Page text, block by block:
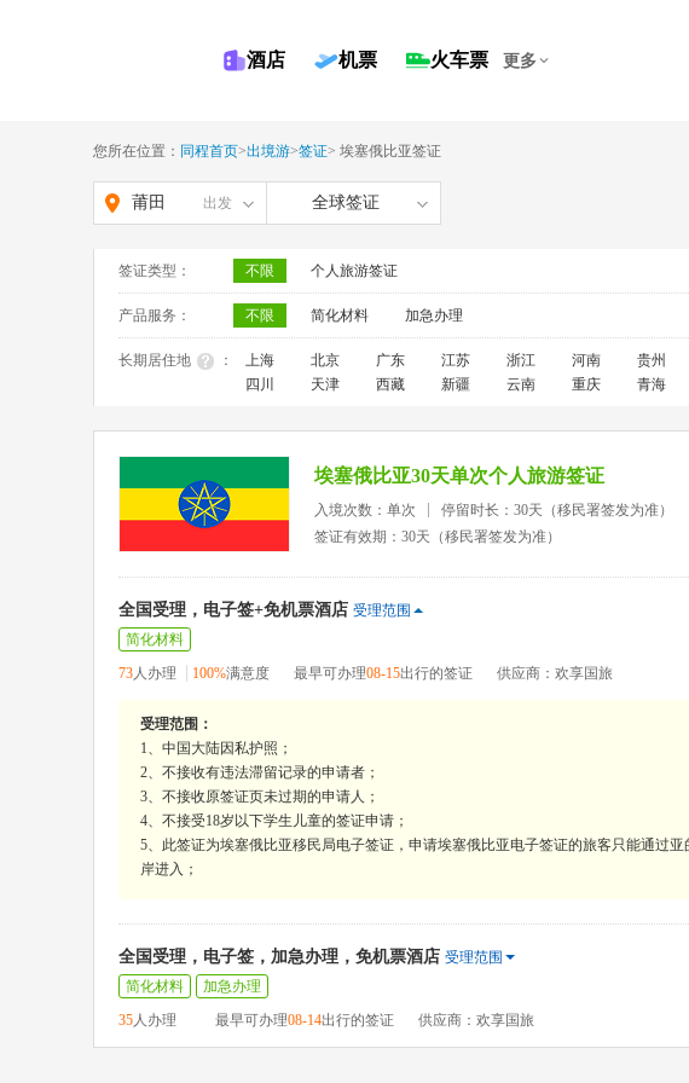
酒店 机票 火车票 更多
您所在位置： 同程首页>出境游>签证> 埃塞俄比亚签证
莆田 出发 全球签证
签证类型： 不限 个人旅游签证
产品服务： 不限 简化材料 加急办理
长期居住地 ： 上海 北京 广东 江苏 浙江 河南 贵州
四川
天津 西藏 新疆 云南 重庆 青海
埃塞俄比亚30天单次个人旅游签证
入境次数：单次
停留时长：30天（移民署签发为准）
签证有效期：30天（移民署签发为准）
全国受理，电子签+免机票酒店 受理范围
简化材料
73人办理 100%满意度 最早可办理08-15出行的签证 供应商：欢享国旅
受理范围：
1、中国大陆因私护照；
2、不接收有违法滞留记录的申请者；
3、不接收原签证页未过期的申请人；
4、不接受18岁以下学生儿童的签证申请；
5、此签证为埃塞俄比亚移民局电子签证，申请埃塞俄比亚电子签证的旅客只能通过
岸进入；
全国受理，电子签，加急办理，免机票酒店 受理范围
简化材料
加急办理
35人办理 最早可办理08-14出行的签证 供应商：欢享国旅